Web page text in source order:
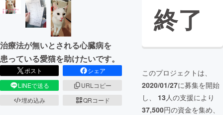
治療法が無いとされる心臓病を
患っている愛猫を助けたいです。
ポスト
シェア
LINEで送る
URLコピー
埋め込み
QRコード
終了
このプロジェクトは、
2020/01/27に募集を開始
し、 13人の支援により
37,500円の資金を集め、